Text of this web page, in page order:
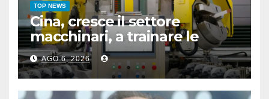
TOP NEWS
Cina, cresce il settore
macchinari, a trainare le
“attrezzature intelligenti”
AGO 6, 2026